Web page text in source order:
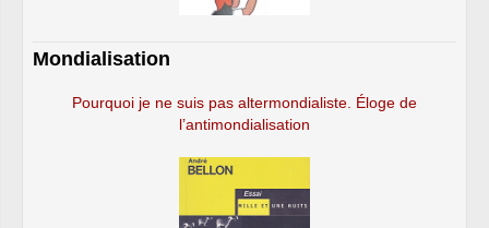
Mondialisation
Pourquoi je ne suis pas altermondialiste. Éloge de
l’antimondialisation